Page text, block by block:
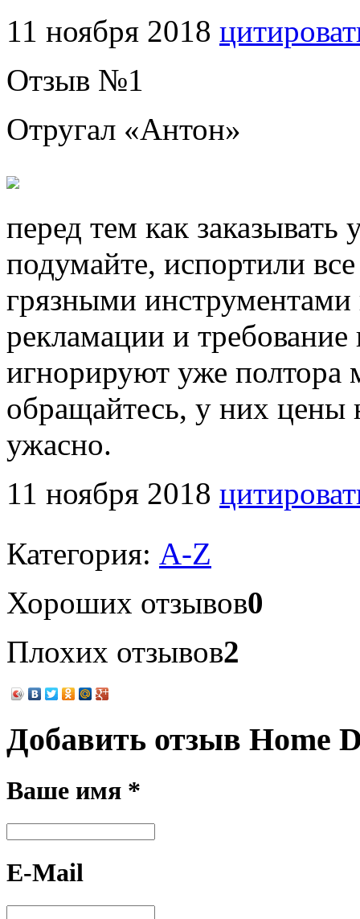
11 ноября 2018
Отзыв №1
Отругал «Антон»
перед тем как
подумайте, испортили
грязными инструментами
рекламации и
игнорируют уже полтора
обращайтесь, у них цены
ужасно.
11 ноября 2018
Категория: A-Z
Хороших отзывов0
Плохих отзывов2
Добавить отзыв Home
Ваше имя *
E-Mail